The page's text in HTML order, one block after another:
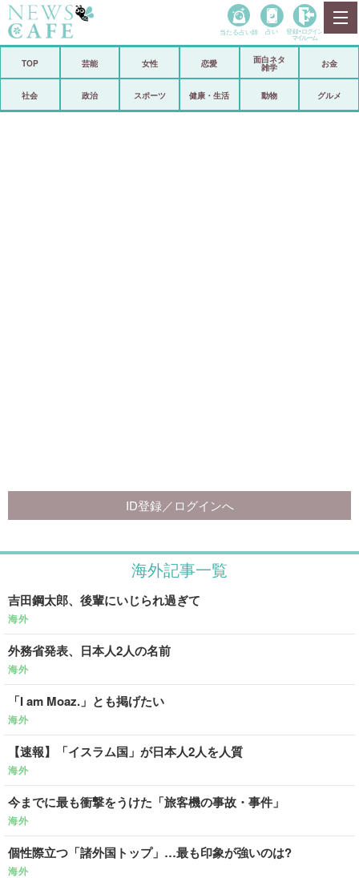
政治
当たる占い師 占い 登録• ログイン
マイルーム
TOP 芸能 女性 恋愛
面白ネタ
雑学
お金
社会 政治 スポーツ 健康・生活 動物 グルメ
海外記事一覧
吉田鋼太郎、後輩にいじられ過ぎて
海外
外務省発表、日本人2人の名前
海外
「I am Moaz.」とも掲げたい
海外
【速報】「イスラム国」が日本人2人を人質
海外
今までに最も衝撃をうけた「旅客機の事故・事件」
海外
個性際立つ「諸外国トップ」…最も印象が強いのは?
海外